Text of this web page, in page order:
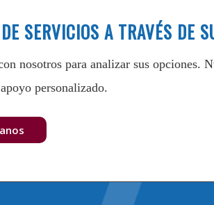
SERVICIOS A TRAVÉS DE
nosotros para analizar sus opciones.
personalizado.